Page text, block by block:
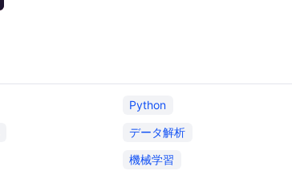
Python
データ解析
機械学習